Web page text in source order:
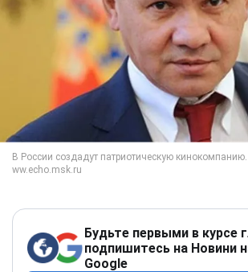
Будьте первыми в курсе
подпишитесь на Новини
Google